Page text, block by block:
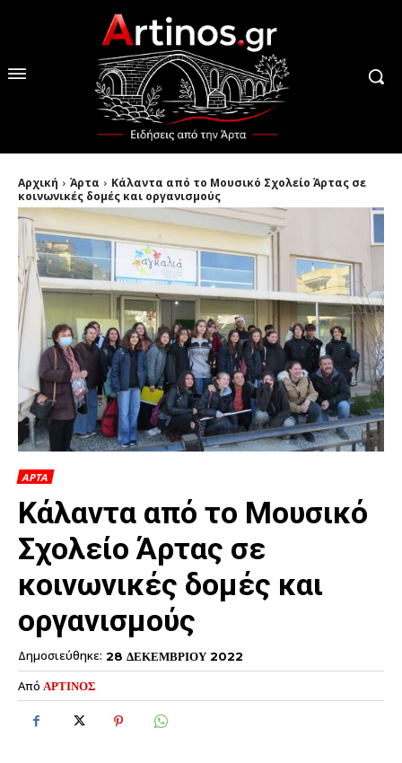
Αρχική Άρτα
Κάλαντα από το Μουσικό Σχολείο Άρτας σε
κοινωνικές δομές και οργανισμούς
ΑΡΤΑ
Κάλαντα από το Μουσικό
Σχολείο Άρτας σε
κοινωνικές δομές και
οργανισμούς
Δημοσιεύθηκε: 28 ΔΕΚΕΜΒΡΙΟΥ 2022
Από ΑΡΤΙΝΟΣ